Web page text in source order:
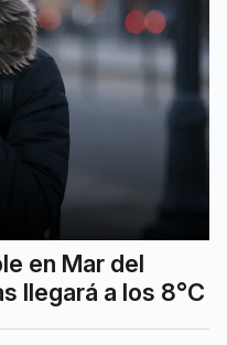
en Mar del
llegará a los 8°C